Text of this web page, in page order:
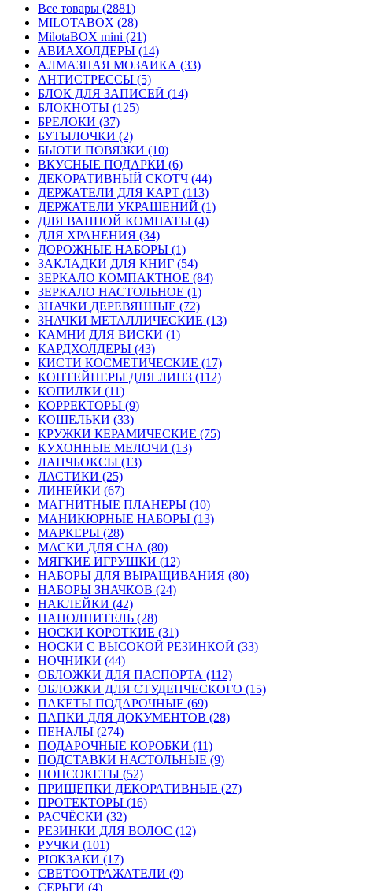
Все товары (2881)
MILOTABOX (28)
MilotaBOX mini (21)
АВИАХОЛДЕРЫ (14)
АЛМАЗНАЯ МОЗАИКА (33)
АНТИСТРЕССЫ (5)
БЛОК ДЛЯ ЗАПИСЕЙ (14)
БЛОКНОТЫ (125)
БРЕЛОКИ (37)
БУТЫЛОЧКИ (2)
БЬЮТИ ПОВЯЗКИ (10)
ВКУСНЫЕ ПОДАРКИ (6)
ДЕКОРАТИВНЫЙ СКОТЧ (44)
ДЕРЖАТЕЛИ ДЛЯ КАРТ (113)
ДЕРЖАТЕЛИ УКРАШЕНИЙ (1)
ДЛЯ ВАННОЙ КОМНАТЫ (4)
ДЛЯ ХРАНЕНИЯ (34)
ДОРОЖНЫЕ НАБОРЫ (1)
ЗАКЛАДКИ ДЛЯ КНИГ (54)
ЗЕРКАЛО КОМПАКТНОЕ (84)
ЗЕРКАЛО НАСТОЛЬНОЕ (1)
ЗНАЧКИ ДЕРЕВЯННЫЕ (72)
ЗНАЧКИ МЕТАЛЛИЧЕСКИЕ (13)
КАМНИ ДЛЯ ВИСКИ (1)
КАРДХОЛДЕРЫ (43)
КИСТИ КОСМЕТИЧЕСКИЕ (17)
КОНТЕЙНЕРЫ ДЛЯ ЛИНЗ (112)
КОПИЛКИ (11)
КОРРЕКТОРЫ (9)
КОШЕЛЬКИ (33)
КРУЖКИ КЕРАМИЧЕСКИЕ (75)
КУХОННЫЕ МЕЛОЧИ (13)
ЛАНЧБОКСЫ (13)
ЛАСТИКИ (25)
ЛИНЕЙКИ (67)
МАГНИТНЫЕ ПЛАНЕРЫ (10)
МАНИКЮРНЫЕ НАБОРЫ (13)
МАРКЕРЫ (28)
МАСКИ ДЛЯ СНА (80)
МЯГКИЕ ИГРУШКИ (12)
НАБОРЫ ДЛЯ ВЫРАЩИВАНИЯ (80)
НАБОРЫ ЗНАЧКОВ (24)
НАКЛЕЙКИ (42)
НАПОЛНИТЕЛЬ (28)
НОСКИ КОРОТКИЕ (31)
НОСКИ С ВЫСОКОЙ РЕЗИНКОЙ (33)
НОЧНИКИ (44)
ОБЛОЖКИ ДЛЯ ПАСПОРТА (112)
ОБЛОЖКИ ДЛЯ СТУДЕНЧЕСКОГО (15)
ПАКЕТЫ ПОДАРОЧНЫЕ (69)
ПАПКИ ДЛЯ ДОКУМЕНТОВ (28)
ПЕНАЛЫ (274)
ПОДАРОЧНЫЕ КОРОБКИ (11)
ПОДСТАВКИ НАСТОЛЬНЫЕ (9)
ПОПСОКЕТЫ (52)
ПРИЩЕПКИ ДЕКОРАТИВНЫЕ (27)
ПРОТЕКТОРЫ (16)
РАСЧЁСКИ (32)
РЕЗИНКИ ДЛЯ ВОЛОС (12)
РУЧКИ (101)
РЮКЗАКИ (17)
СВЕТООТРАЖАТЕЛИ (9)
СЕРЬГИ (4)